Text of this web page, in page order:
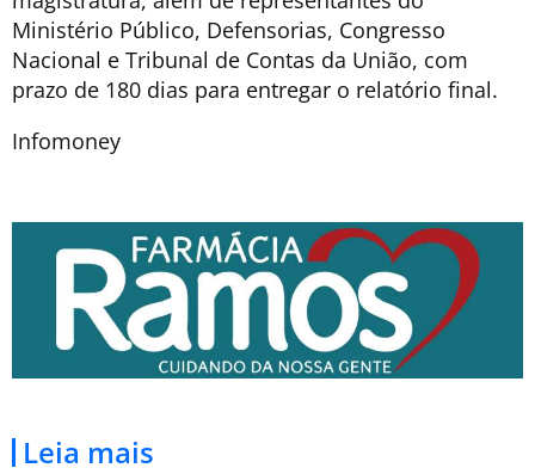
Ministério Público, Defensorias, Congresso
Nacional e Tribunal de Contas da União, com
prazo de 180 dias para entregar o relatório final.
Infomoney
Leia mais